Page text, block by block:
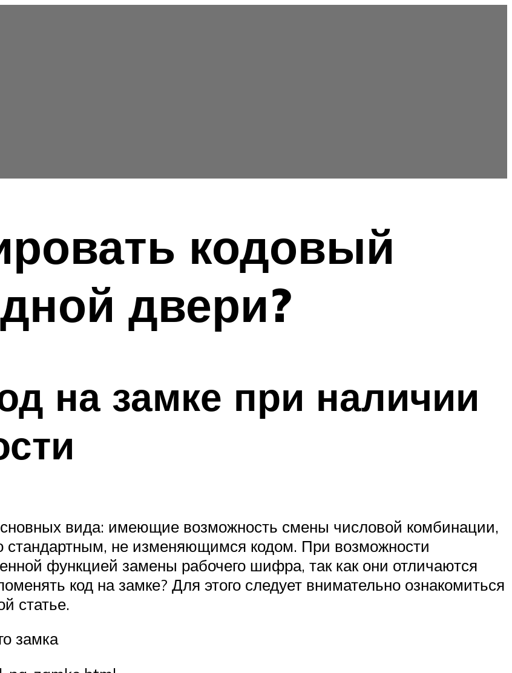
кодовый
двери?
на замке при наличии
вида: имеющие возможность смены числовой комбинации,
не изменяющимся кодом. При возможности
функцией замены рабочего шифра, так как они отличаются
код на замке? Для этого следует внимательно ознакомиться
статье.
замка